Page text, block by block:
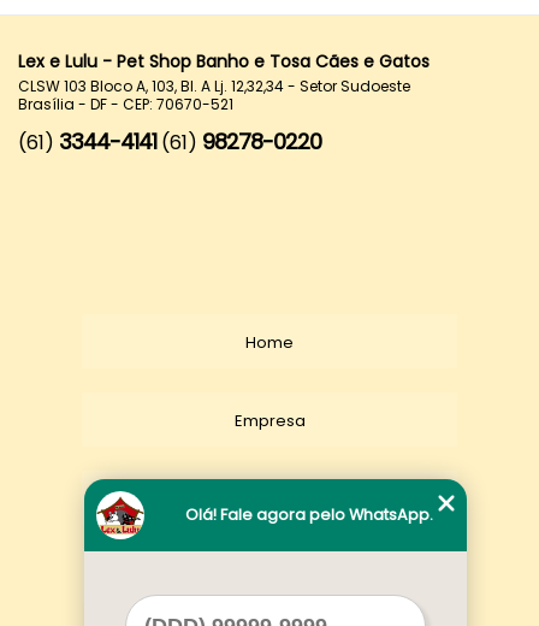
Lex e Lulu - Pet Shop Banho e Tosa Cães e Gatos
CLSW 103 Bloco A, 103, Bl. A Lj. 12,32,34 - Setor Sudoeste
Brasília - DF - CEP: 70670-521
(61) 3344-4141 (61) 98278-0220
Home
Empresa
Olá! Fale agora pelo WhatsApp.